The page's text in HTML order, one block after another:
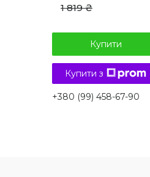
1 819 ₴
Купити
Купити з
+380 (99) 458-67-90